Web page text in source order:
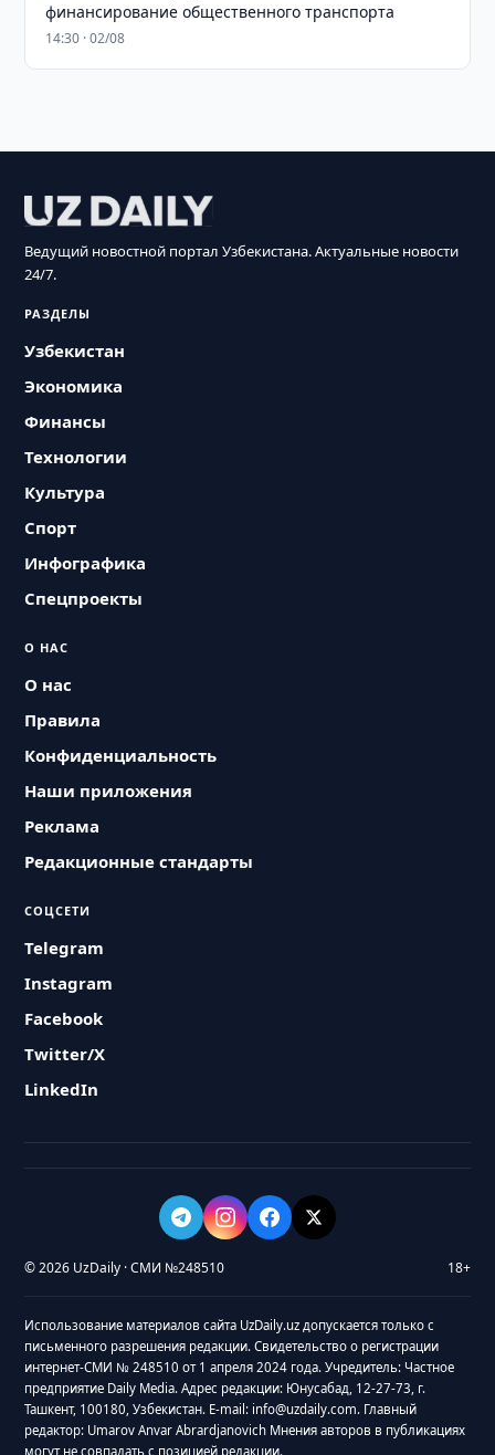
финансирование общественного транспорта
14:30 · 02/08
Ведущий новостной портал Узбекистана. Актуальные новости
24/7.
РАЗДЕЛЫ
Узбекистан
Экономика
Финансы
Технологии
Культура
Спорт
Инфографика
Спецпроекты
О НАС
О нас
Правила
Конфиденциальность
Наши приложения
Реклама
Редакционные стандарты
СОЦСЕТИ
Telegram
Instagram
Facebook
Twitter/X
LinkedIn
© 2026 UzDaily · СМИ №248510 18+
Использование материалов сайта UzDaily.uz допускается только с
письменного разрешения редакции. Свидетельство о регистрации
интернет-СМИ № 248510 от 1 апреля 2024 года. Учредитель: Частное
предприятие Daily Media. Адрес редакции: Юнусабад, 12-27-73, г.
Ташкент, 100180, Узбекистан. E-mail: info@uzdaily.com. Главный
редактор: Umarov Anvar Abrardjanovich Мнения авторов в публикациях
могут не совпадать с позицией редакции.